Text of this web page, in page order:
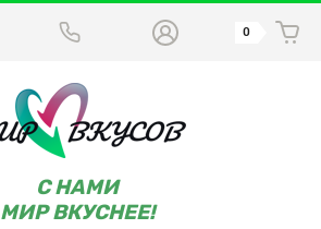
C НАМИ
МИР ВКУСНЕЕ!
0